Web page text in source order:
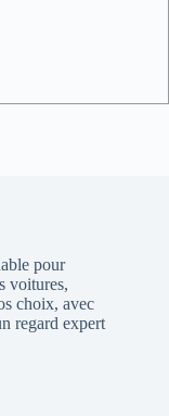
pour
voitures,
choix, avec
regard expert